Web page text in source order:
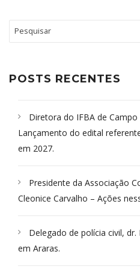
POSTS RECENTES
Diretora do IFBA de
Lançamento do edital
em 2027.
Presidente da Associação
Cleonice Carvalho – Ações
Delegado de polícia civil,
em Araras.